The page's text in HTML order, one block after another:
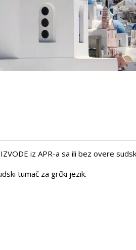
iz APR-a sa ili bez overe
tumač za grčki jezik.